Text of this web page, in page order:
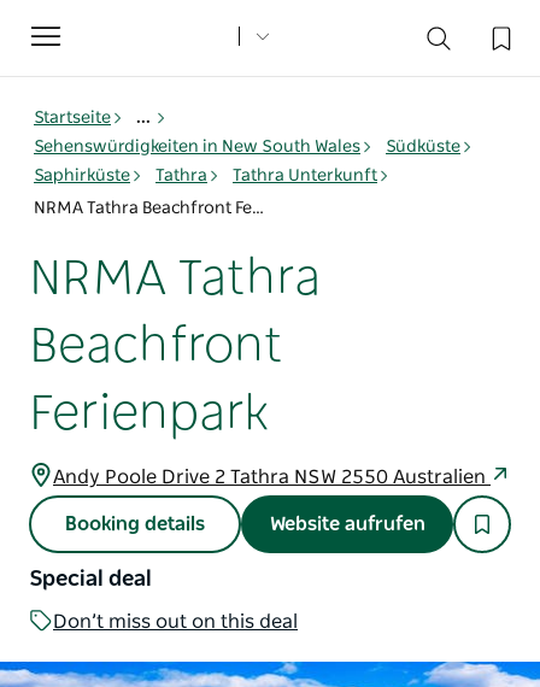
Toggle
navigation
Startseite
...
Sehenswürdigkeiten in New South Wales
Südküste
Saphirküste
Tathra
Tathra Unterkunft
NRMA Tathra Beachfront Ferienpark
NRMA Tathra
Beachfront
Ferienpark
Andy Poole Drive 2 Tathra NSW 2550 Australien
Booking details Website aufrufen
Special deal
Don’t miss out on this deal